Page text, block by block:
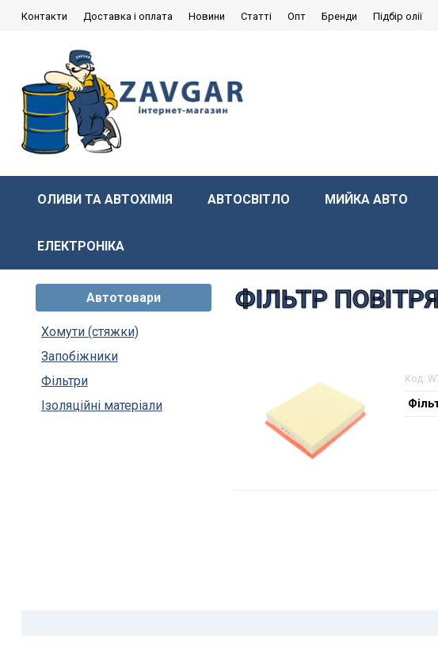
Контакти Доставка і оплата Новини Статті Опт Бренди Підбір олії
ОЛИВИ ТА АВТОХІМІЯ АВТОСВІТЛО МИЙКА АВТО
ЕЛЕКТРОНІКА
Автотовари
Хомути (стяжки)
Запобіжники
Фільтри
Ізоляційні матеріали
ФІЛЬТР
Код: